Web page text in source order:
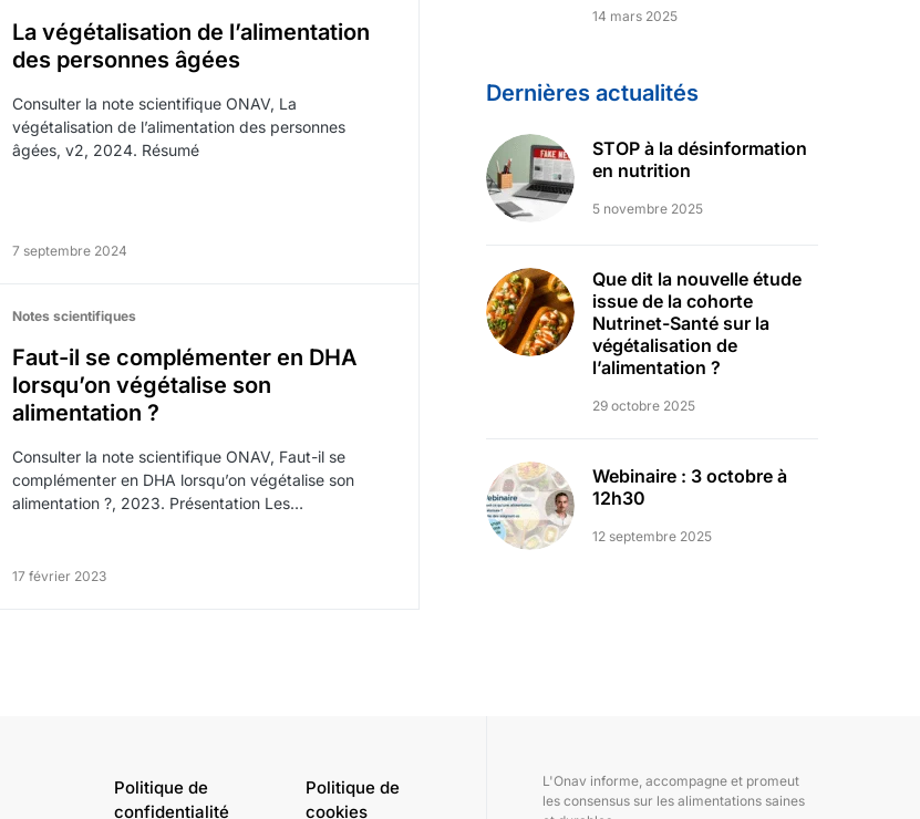
La végétalisation de l’alimentation
des personnes âgées
Consulter la note scientifique ONAV, La
végétalisation de l’alimentation des personnes
âgées, v2, 2024. Résumé
7 septembre 2024
Notes scientifiques
Faut-il se complémenter en DHA
lorsqu’on végétalise son
alimentation ?
Consulter la note scientifique ONAV, Faut-il se
complémenter en DHA lorsqu’on végétalise son
alimentation ?, 2023. Présentation Les…
17 février 2023
14 mars 2025
Dernières actualités
STOP à la désinformation
en nutrition
5 novembre 2025
Que dit la nouvelle étude
issue de la cohorte
Nutrinet-Santé sur la
végétalisation de
l’alimentation ?
29 octobre 2025
Webinaire : 3 octobre à
12h30
12 septembre 2025
Politique de
confidentialité
Politique de
cookies
L'Onav informe, accompagne et promeut
les consensus sur les alimentations saines